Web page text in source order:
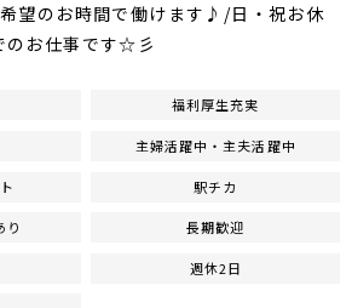
望のお時間で働けます♪/日・祝お休
のお仕事です☆彡
福利厚生充実
主婦活躍中・主夫活躍中
駅チカ
り 長期歓迎
週休2日